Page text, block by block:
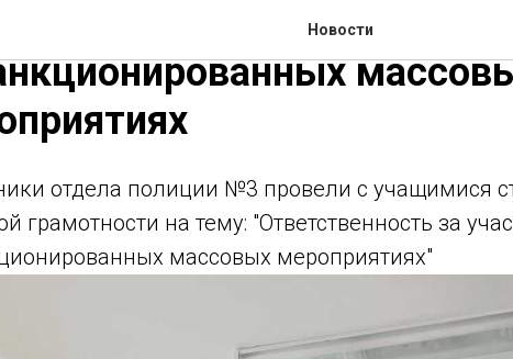
Новости
за участие в
отдела полиции №3 провели с учащимися
грамотности на тему: "Ответственность за
массовых мероприятиях"